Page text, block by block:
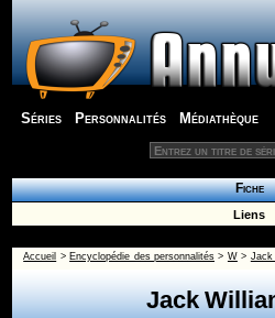
Séries Personnalités Médiathèque
Fiche
Liens
Accueil > Encyclopédie des personnalités > W> Jack
Jack